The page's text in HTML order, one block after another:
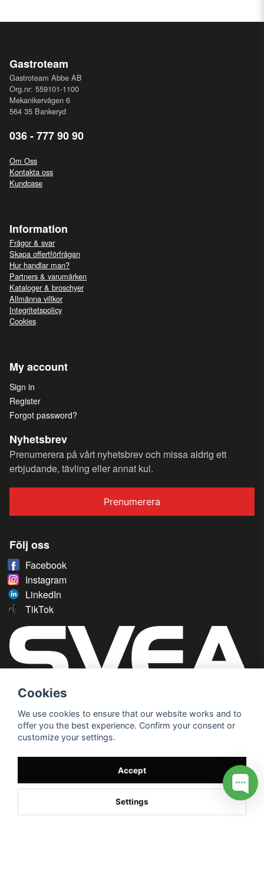
Gastroteam
Gastroteam Abbe AB
Org.nr: 559101-1100
Mekanikervägen 6
564 35 Bankeryd
036 - 777 90 90
Om Oss
Kontakta oss
Kundcase
Information
Frågor & svar
Skapa offertförfrågan
Hur handlar man?
Partners & varumärken
Kataloger & broschyer
Allmänna villkor
Integritetspolicy
Cookies
My account
Sign in
Register
Forgot password?
Nyhetsbrev
Prenumerera på vårt nyhetsbrev och missa aldrig ett
erbjudande, tävling eller annat kul.
Prenumerera
Följ oss
Facebook
Instagram
LinkedIn
TikTok
Cookies
We use cookies to ensure that our website works and to
offer you the best experience. Confirm your consent or
customize your settings.
Accept
Settings